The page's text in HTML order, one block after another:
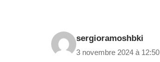
sergioramoshbki
3 novembre 2024 à 12:50